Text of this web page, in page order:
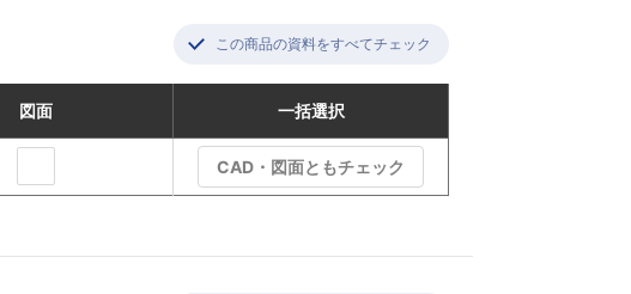
この商品の資料をすべてチェック
図面 一括選択
CAD・図面ともチェック